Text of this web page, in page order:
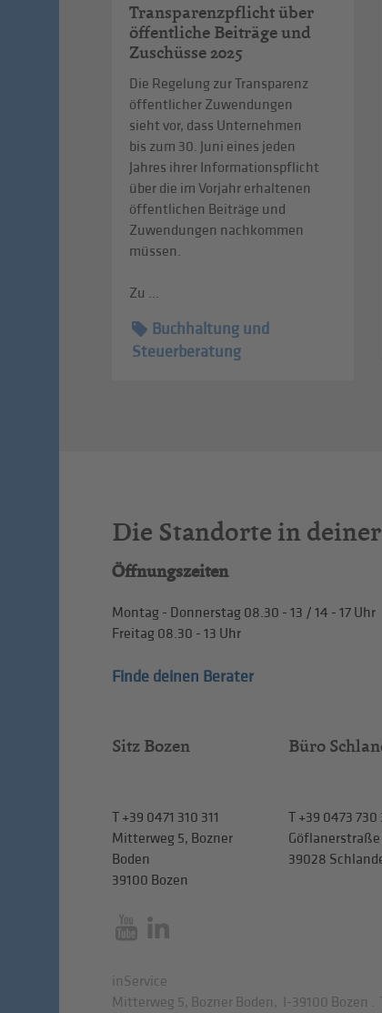
Transparenzpflicht über
öffentliche Beiträge und
Zuschüsse 2025
Die Regelung zur Transparenz
öffentlicher Zuwendungen
sieht vor, dass Unternehmen
bis zum 30. Juni eines jeden
Jahres ihrer Informationspflicht
über die im Vorjahr erhaltenen
öffentlichen Beiträge und
Zuwendungen nachkommen
müssen.
Zu ...
Buchhaltung und
Steuerberatung
Die Standorte in
Öffnungszeiten
Montag - Donnerstag 08.30 - 13 / 14 - 17 Uhr
Freitag 08.30 - 13 Uhr
Finde deinen Berater
Sitz Bozen
T+39 0471 310 311
Mitterweg 5, Bozner
Boden
39100 Bozen
Büro
T+39 0473 730
39028
inService
Mitterweg 5, Bozner Boden
I-39100 Bozen